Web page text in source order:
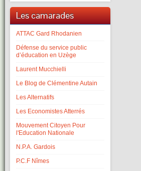
Les camarades
ATTAC Gard Rhodanien
Défense du service public
d’éducation en Uzège
Laurent Mucchielli
Le Blog de Clémentine Autain
Les Alternatifs
Les Economistes Atterrés
Mouvement Citoyen Pour
l'Education Nationale
N.P.A. Gardois
P.C.F Nîmes